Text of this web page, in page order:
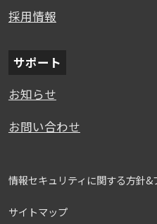
採用情報
サポート
お知らせ
お問い合わせ
情報セキュリティに関する方針
サイトマップ